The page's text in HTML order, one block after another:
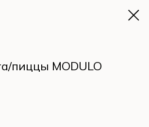
пиццы MODULO